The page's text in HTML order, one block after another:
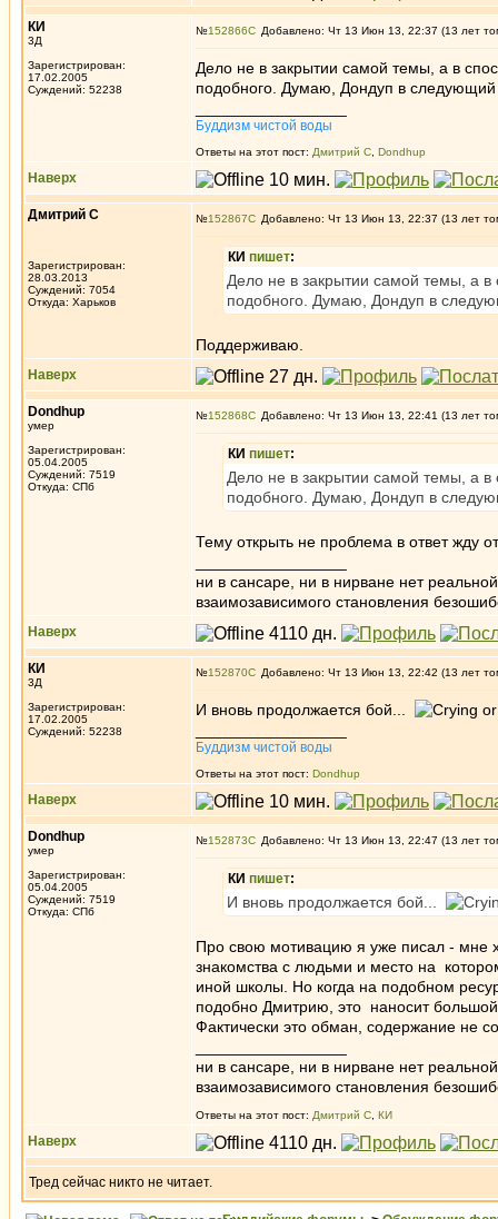
КИ
3Д
Зарегистрирован:
17.02.2005
Суждений: 52238
№152866 Добавлено: Чт 13 Июн 13, 22:37 (13 лет
Дело не в закрытии самой темы, а в
подобного. Думаю, Дондуп в следующий
Буддизм чистой воды
Ответы на этот пост: Дмитрий С Dondhup
Наверх
Дмитрий С
Зарегистрирован:
28.03.2013
Суждений: 7054
Откуда: Харьков
№152867 Добавлено: Чт 13 Июн 13, 22:37 (13 лет
КИ пишет:
Дело не в закрытии самой темы, а
подобного. Думаю, Дондуп в
Поддерживаю.
Наверх
Dondhup
умер
Зарегистрирован:
05.04.2005
Суждений: 7519
Откуда: СПб
№152868 Добавлено: Чт 13 Июн 13, 22:41 (13 лет
КИ пишет:
Дело не в закрытии самой темы, а
подобного. Думаю, Дондуп в
Тему открыть не проблема в ответ жду
ни в сансаре, ни в нирване нет
взаимозависимого становления
Наверх
КИ
3Д
Зарегистрирован:
17.02.2005
Суждений: 52238
№152870 Добавлено: Чт 13 Июн 13, 22:42 (13 лет
И вновь продолжается бой...
Буддизм чистой воды
Ответы на этот пост: Dondhup
Наверх
Dondhup
умер
Зарегистрирован:
05.04.2005
Суждений: 7519
Откуда: СПб
№152873 Добавлено: Чт 13 Июн 13, 22:47 (13 лет
КИ пишет:
И вновь продолжается бой...
Про свою мотивацию я уже писал - мне
знакомства с людьми и место на
иной школы. Но когда на подобном
подобно Дмитрию, это наносит
Фактически это обман, содержание не
ни в сансаре, ни в нирване нет
взаимозависимого становления
Ответы на этот пост: Дмитрий С КИ
Наверх
Тред сейчас никто не читает.